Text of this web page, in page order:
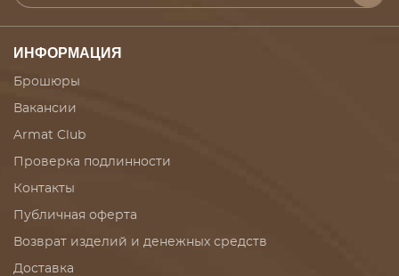
ИНФОРМАЦИЯ
Брошюры
Вакансии
Armat Club
Проверка подлинности
Контакты
Публичная оферта
Возврат изделий и денежных средств
Доставка